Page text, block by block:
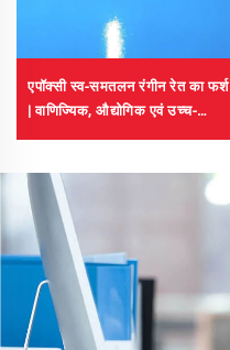
एपॉक्सी स्व-समतलन रंगीन रेत का फर्श
| वाणिज्यिक, औद्योगिक एवं उच्च-